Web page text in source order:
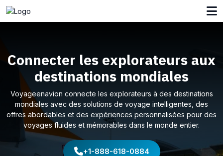
Connecter les explorateurs aux
destinations mondiales
Voyageenavion connecte les explorateurs à des destinations
mondiales avec des solutions de voyage intelligentes, des
offres abordables et des expériences personnalisées pour des
voyages fluides et mémorables dans le monde entier.
+1-888-618-0884